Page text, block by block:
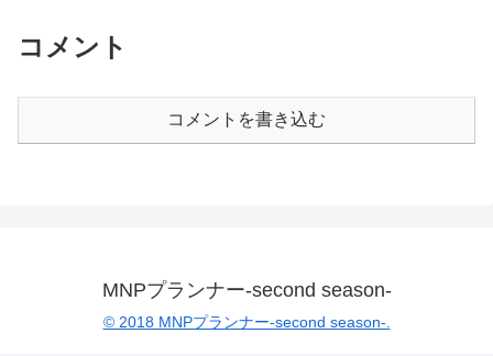
コメント
コメントを書き込む
MNPプランナー-second season-
© 2018 MNPプランナー-second season-.